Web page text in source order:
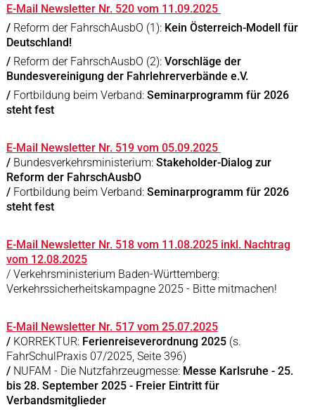
E-Mail Newsletter Nr. 520 vom 11.09.2025
/ Reform der FahrschAusbO (1): Kein Österreich-Modell für
Deutschland!
/ Reform der FahrschAusbO (2): Vorschläge der
Bundesvereinigung der Fahrlehrerverbände e.V.
/ Fortbildung beim Verband:Seminarprogramm für 2026
steht fest
E-Mail Newsletter Nr. 519 vom 05.09.2025
/ Bundesverkehrsministerium: Stakeholder-Dialog zur
Reform der FahrschAusbO
/ Fortbildung beim Verband: Seminarprogramm für 2026
steht fest
E-Mail Newsletter Nr. 518 vom 11.08.2025 inkl. Nachtrag
vom 12.08.2025
/ Verkehrsministerium Baden-Württemberg:
Verkehrssicherheitskampagne 2025 - Bitte mitmachen!
E-Mail Newsletter Nr. 517 vom 25.07.2025
/ KORREKTUR:Ferienreiseverordnung 2025 (s.
FahrSchulPraxis 07/2025, Seite 396)
/ NUFAM - Die Nutzfahrzeugmesse: Messe Karlsruhe - 25.
bis 28. September 2025 - Freier Eintritt für
Verbandsmitglieder